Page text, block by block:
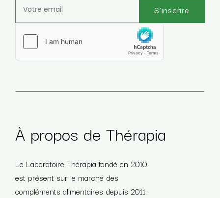
S'inscrire
À propos de Thérapia
Le Laboratoire Thérapia fondé en 2010
est présent sur le marché des
compléments alimentaires depuis 2011.